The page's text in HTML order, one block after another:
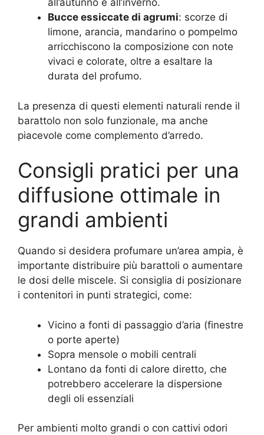
all’autunno e all’inverno.
Bucce essiccate di agrumi: scorze di
limone, arancia, mandarino o pompelmo
arricchiscono la composizione con note
vivaci e colorate, oltre a esaltare la
durata del profumo.
La presenza di questi elementi naturali rende il
barattolo non solo funzionale, ma anche
piacevole come complemento d’arredo.
Consigli pratici per una
diffusione ottimale in
grandi ambienti
Quando si desidera profumare un’area ampia, è
importante distribuire più barattoli o aumentare
le dosi delle miscele. Si consiglia di posizionare
i contenitori in punti strategici, come:
Vicino a fonti di passaggio d’aria (finestre
o porte aperte)
Sopra mensole o mobili centrali
Lontano da fonti di calore diretto, che
potrebbero accelerare la dispersione
degli oli essenziali
Per ambienti molto grandi o con cattivi odori